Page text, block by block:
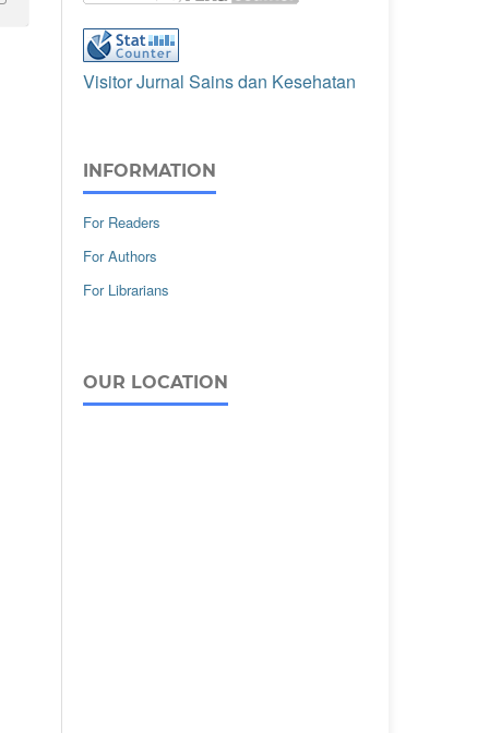
Visitor Jurnal Sains dan Kesehatan
INFORMATION
For Readers
For Authors
For Librarians
OUR LOCATION